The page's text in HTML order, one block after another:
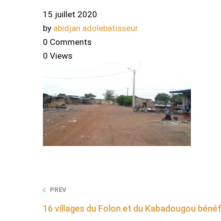
15 juillet 2020
by abidjan adolebatisseur
0 Comments
0 Views
Post
PREV
16 villages du Folon et du Kabadougou